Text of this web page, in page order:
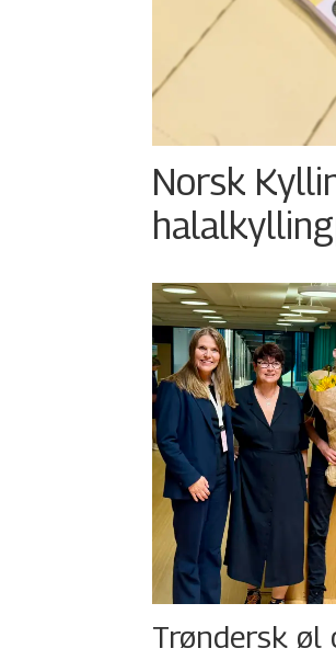
Norsk
Trøndersk